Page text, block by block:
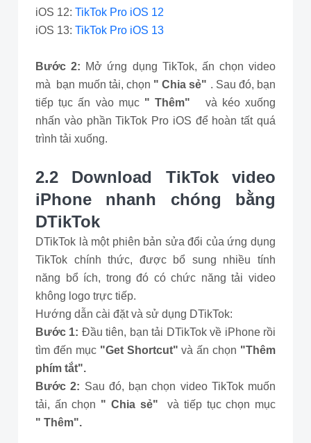
iOS 12: TikTok Pro iOS 12
iOS 13: TikTok Pro iOS 13
Bước 2: Mở ứng dụng TikTok, ấn chọn video
mà bạn muốn tải, chọn " Chia sẻ" . Sau đó, bạn
tiếp tục ấn vào mục " Thêm"
và kéo xuống
nhấn vào phần TikTok Pro iOS để hoàn tất quá
trình tải xuống.
2.2 Download TikTok video
iPhone nhanh chóng bằng
DTikTok
DTikTok là một phiên bản sửa đổi của ứng dụng
TikTok chính thức, được bổ sung nhiều tính
năng bổ ích, trong đó có chức năng tải video
không logo trực tiếp.
Hướng dẫn cài đặt và sử dụng DTikTok:
Bước 1: Đầu tiên, bạn tải DTikTok về iPhone rồi
tìm đến mục"Get Shortcut" và ấn chọn "Thêm
phím tắt".
Bước 2: Sau đó, bạn chọn video TikTok muốn
tải, ấn chọn " Chia sẻ" và tiếp tục chọn mục
" Thêm".